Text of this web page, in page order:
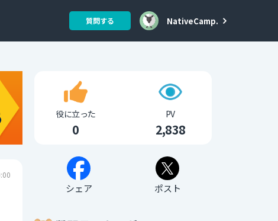
質問する NativeCamp.
役に立った
0
PV
2,838
シェア ポスト